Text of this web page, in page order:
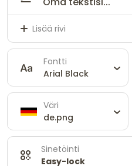
Lisää rivi
Fontti
Arial Black
Väri
de.png
Sinetöinti
Easy-lock